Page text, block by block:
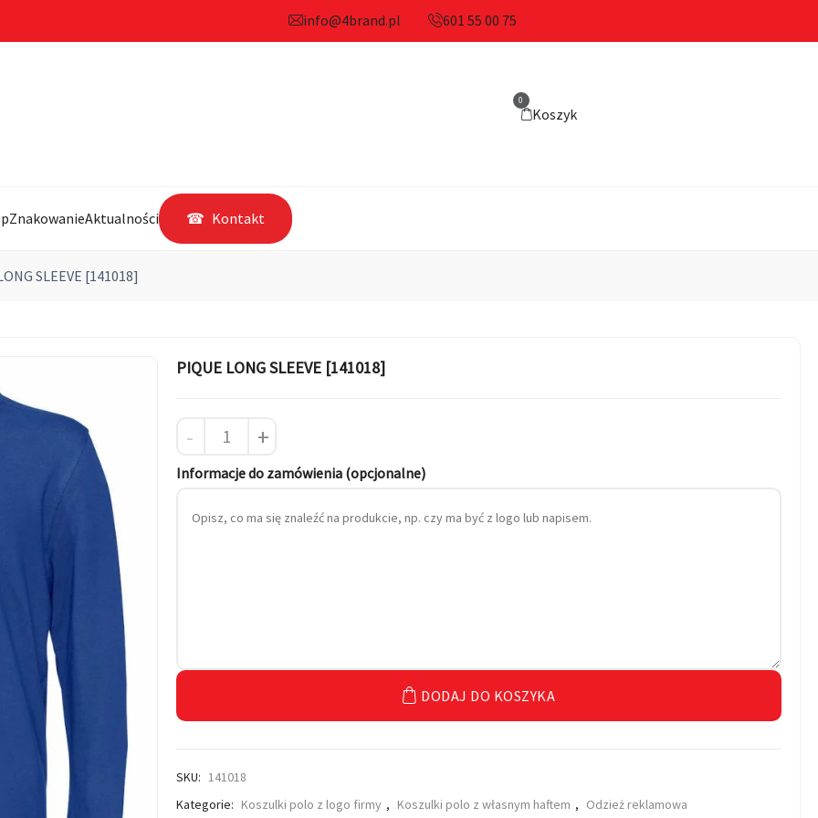
info@4brand.pl 601 55 00 75
0
Koszyk
ZnakowanieAktualności Kontakt
SLEEVE [141018]
PIQUE LONG SLEEVE [141018]
- +
Informacje do zamówienia (opcjonalne)
DODAJ DO KOSZYKA
SKU: 141018
Kategorie: Koszulki polo z logo firmy , Koszulki polo z własnym haftem , Odzież reklamowa